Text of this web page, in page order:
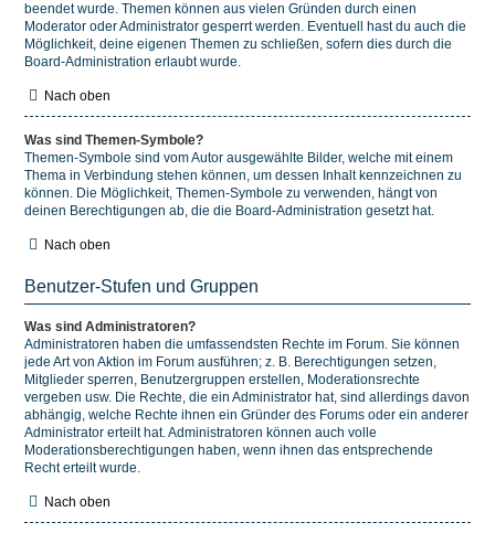
beendet wurde. Themen können aus vielen Gründen durch einen
Moderator oder Administrator gesperrt werden. Eventuell hast du auch die
Möglichkeit, deine eigenen Themen zu schließen, sofern dies durch die
Board-Administration erlaubt wurde.
Nach oben
Was sind Themen-Symbole?
Themen-Symbole sind vom Autor ausgewählte Bilder, welche mit einem
Thema in Verbindung stehen können, um dessen Inhalt kennzeichnen zu
können. Die Möglichkeit, Themen-Symbole zu verwenden, hängt von
deinen Berechtigungen ab, die die Board-Administration gesetzt hat.
Nach oben
Benutzer-Stufen und Gruppen
Was sind Administratoren?
Administratoren haben die umfassendsten Rechte im Forum. Sie können
jede Art von Aktion im Forum ausführen; z. B. Berechtigungen setzen,
Mitglieder sperren, Benutzergruppen erstellen, Moderationsrechte
vergeben usw. Die Rechte, die ein Administrator hat, sind allerdings davon
abhängig, welche Rechte ihnen ein Gründer des Forums oder ein anderer
Administrator erteilt hat. Administratoren können auch volle
Moderationsberechtigungen haben, wenn ihnen das entsprechende
Recht erteilt wurde.
Nach oben